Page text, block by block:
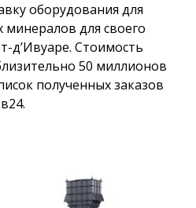
оборудования для
для своего
д’Ивуаре. Стоимость
50 миллионов
полученных заказов